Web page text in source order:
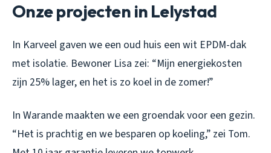
Onze projecten in Lelystad
In Karveel gaven we een oud huis een wit EPDM-dak
met isolatie. Bewoner Lisa zei: “Mijn energiekosten
zijn 25% lager, en het is zo koel in de zomer!”
In Warande maakten we een groendak voor een gezin.
“Het is prachtig en we besparen op koeling,” zei Tom.